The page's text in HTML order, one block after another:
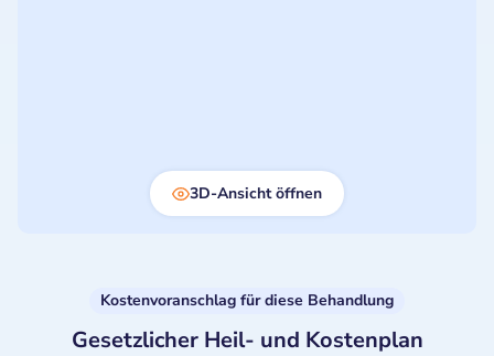
3D-Ansicht öffnen
Kostenvoranschlag für diese Behandlung
Gesetzlicher Heil- und Kostenplan